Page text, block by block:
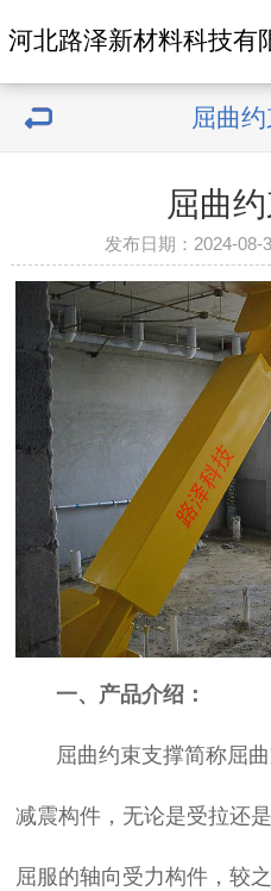
河北路泽新材料科技有
屈曲
屈曲
发布日期：2024-
一、产品介绍：
屈曲约束支撑简称屈
减震构件，无论是受拉还
屈服的轴向受力构件，较